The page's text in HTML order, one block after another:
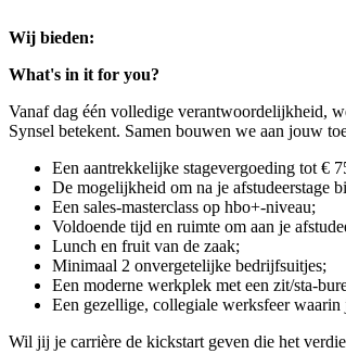
Wij bieden:
What's in it for you?
Vanaf dag één volledige verantwoordelijkheid,
Synsel betekent. Samen bouwen we aan jouw
Een aantrekkelijke stagevergoeding tot €
De mogelijkheid om na je afstudeerstage
Een sales-masterclass op hbo+-niveau;
Voldoende tijd en ruimte om aan je
Lunch en fruit van de zaak;
Minimaal 2 onvergetelijke bedrijfsuitjes;
Een moderne werkplek met een zit/sta-
Een gezellige, collegiale werksfeer
Wil jij je carrière de kickstart geven die het